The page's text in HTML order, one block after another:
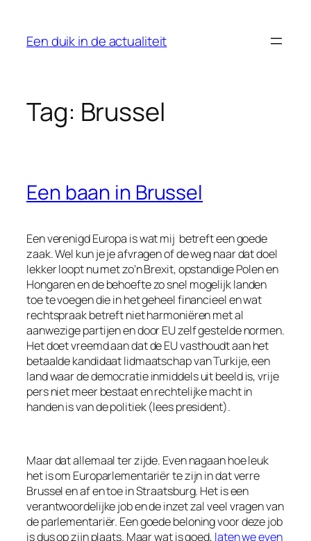
Een duik in de actualiteit
Tag: Brussel
Een baan in Brussel
Een verenigd Europa is wat mij betreft een goede
zaak. Wel kun je je afvragen of de weg naar dat doel
lekker loopt nu met zo’n Brexit, opstandige Polen en
Hongaren en de behoefte zo snel mogelijk landen
toe te voegen die in het geheel financieel en wat
rechtspraak betreft niet harmoniëren met al
aanwezige partijen en door EU zelf gestelde normen.
Het doet vreemd aan dat de EU vasthoudt aan het
betaalde kandidaat lidmaatschap van Turkije, een
land waar de democratie inmiddels uit beeld is, vrije
pers niet meer bestaat en rechtelijke macht in
handen is van de politiek (lees president).
Maar dat allemaal ter zijde. Even nagaan hoe leuk
het is om Europarlementariër te zijn in dat verre
Brussel en af en toe in Straatsburg. Het is een
verantwoordelijke job en de inzet zal veel vragen van
de parlementariër. Een goede beloning voor deze job
is dus op zijn plaats. Maar wat is goed, laten we even